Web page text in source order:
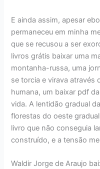
E ainda assim, apesar
permaneceu em minha
que se recusou a ser
livros grátis baixar uma
montanha-russa, uma
se torcia e virava através
humana, um baixar pdf
vida. A lentidão gradual
florestas do oeste
livro que não conseguia
construído, e a tensão
Waldir Jorge de Araujo